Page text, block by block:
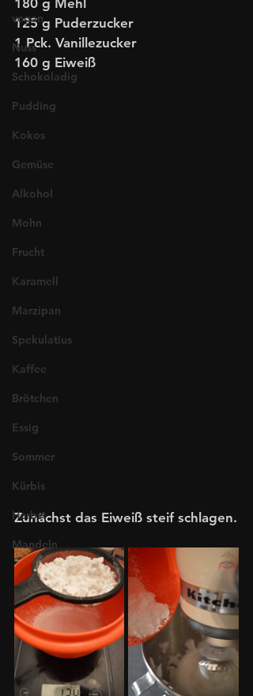
vegan
Nuss
Schokoladig
Pudding
Kokos
Gemüse
Alkohol
Mohn
Frucht
Karamell
Marzipan
Spekulatius
Kaffee
Brötchen
Essig
Sommer
Kürbis
Herbst
Mandeln
180 g Mehl
125 g Puderzucker
1 Pck. Vanillezucker
160 g Eiweiß
Zunächst das Eiweiß steif schlagen.